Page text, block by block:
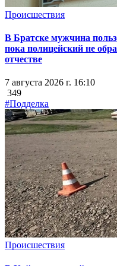
Происшествия
В Братске мужчина
пока полицейский не
отчестве
7 августа 2026 г. 16:10
349
#Подделка
Происшествия